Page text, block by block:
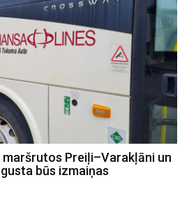
Preiļi–Varakļāni un
būs izmaiņas